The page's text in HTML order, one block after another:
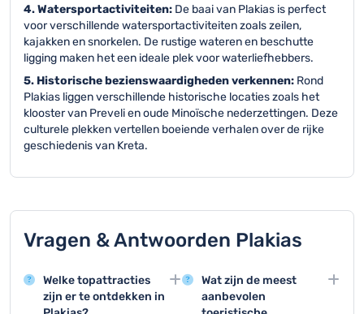
4. Watersportactiviteiten: De baai van Plakias is perfect
voor verschillende watersportactiviteiten zoals zeilen,
kajakken en snorkelen. De rustige wateren en beschutte
ligging maken het een ideale plek voor waterliefhebbers.
5. Historische bezienswaardigheden verkennen: Rond
Plakias liggen verschillende historische locaties zoals het
klooster van Preveli en oude Minoïsche nederzettingen. Deze
culturele plekken vertellen boeiende verhalen over de rijke
geschiedenis van Kreta.
Vragen & Antwoorden Plakias
Welke topattracties
zijn er te ontdekken in
Wat zijn de meest
aanbevolen